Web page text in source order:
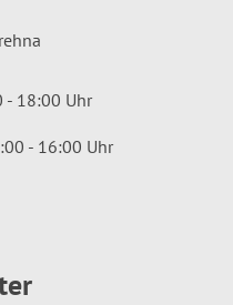
- 18:00 Uhr
- 16:00 Uhr